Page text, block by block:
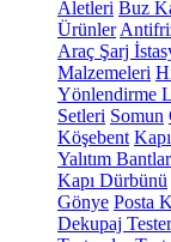
Aletleri Buz
Ürünler
Araç Şarj
Malzemeleri
Yönlendirme
Setleri Somun
Köşebent
Yalıtım
Kapı Dürbünü
Gönye Posta
Dekupaj